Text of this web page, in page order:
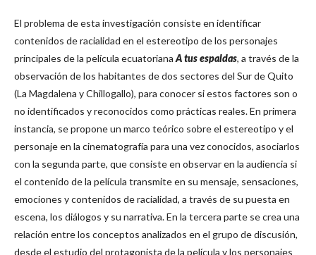
El problema de esta investigación consiste en identificar
contenidos de racialidad en el estereotipo de los personajes
principales de la película ecuatoriana A tus espaldas, a través de la
observación de los habitantes de dos sectores del Sur de Quito
(La Magdalena y Chillogallo), para conocer si estos factores son o
no identificados y reconocidos como prácticas reales. En primera
instancia, se propone un marco teórico sobre el estereotipo y el
personaje en la cinematografía para una vez conocidos, asociarlos
con la segunda parte, que consiste en observar en la audiencia si
el contenido de la película transmite en su mensaje, sensaciones,
emociones y contenidos de racialidad, a través de su puesta en
escena, los diálogos y su narrativa. En la tercera parte se crea una
relación entre los conceptos analizados en el grupo de discusión,
desde el estudio del protagonista de la película y los personajes